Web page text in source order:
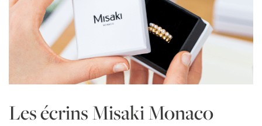
Les écrins Misaki Monaco